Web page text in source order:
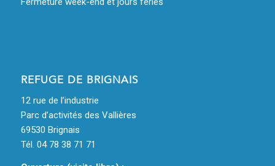
REFUGE DE BRIGNAIS
12 rue de l’industrie
Parc d’activités des Vallières
69530 Brignais
Tél. 04 78 38 71 71